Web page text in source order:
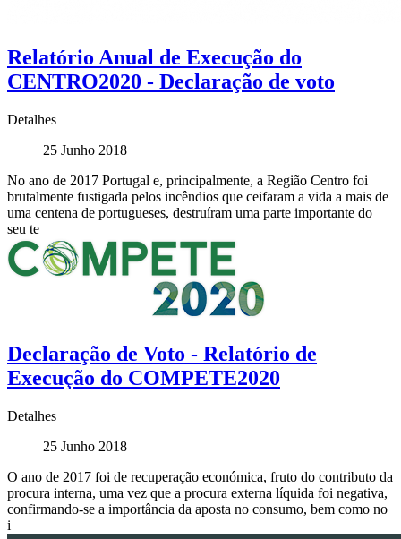
Relatório Anual de Execução do
CENTRO2020 - Declaração de voto
Detalhes
25 Junho 2018
No ano de 2017 Portugal e, principalmente, a Região Centro foi
brutalmente fustigada pelos incêndios que ceifaram a vida a mais de
uma centena de portugueses, destruíram uma parte importante do
seu te
Declaração de Voto - Relatório de
Execução do COMPETE2020
Detalhes
25 Junho 2018
O ano de 2017 foi de recuperação económica, fruto do contributo da
procura interna, uma vez que a procura externa líquida foi negativa,
confirmando-se a importância da aposta no consumo, bem como no
i